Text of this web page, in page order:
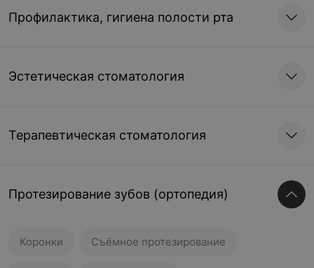
Профилактика, гигиена полости рта
Эстетическая стоматология
Терапевтическая стоматология
Протезирование зубов (ортопедия)
Коронки Съёмное протезирование